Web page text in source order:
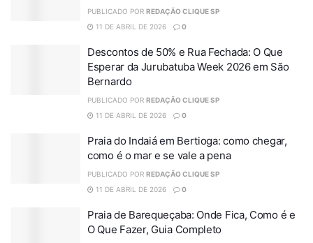
PUBLICADO POR REDAÇÃO CLIQUE SP
11 DE ABRIL DE 2026
0
Descontos de 50% e Rua Fechada: O Que
Esperar da Jurubatuba Week 2026 em São
Bernardo
PUBLICADO POR REDAÇÃO CLIQUE SP
11 DE ABRIL DE 2026
0
Praia do Indaiá em Bertioga: como chegar,
como é o mar e se vale a pena
PUBLICADO POR REDAÇÃO CLIQUE SP
11 DE ABRIL DE 2026
0
Praia de Barequeçaba: Onde Fica, Como é e
O Que Fazer, Guia Completo